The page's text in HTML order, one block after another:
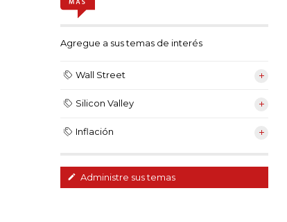
Agregue a sus temas de interés
Wall Street
Silicon Valley
Inflación
Administre sus temas